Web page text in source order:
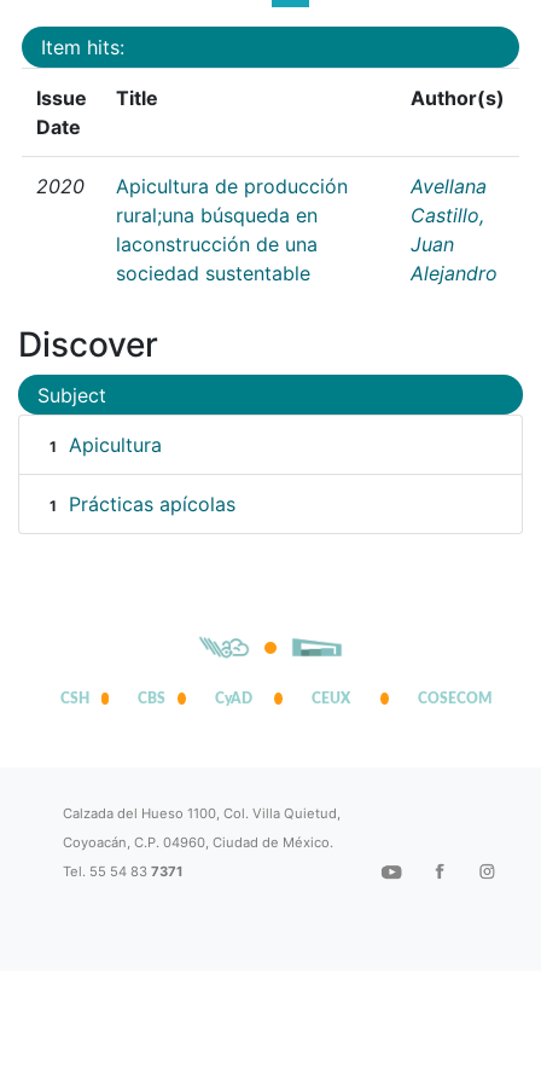
Item hits:
Issue
Date
Title Author(s)
2020
Apicultura de producción
rural;una búsqueda en
laconstrucción de una
sociedad sustentable
Avellana
Castillo,
Juan
Alejandro
Discover
Subject
1 Apicultura
1 Prácticas apícolas
CSH CBS CyAD CEUX COSECOM
Calzada del Hueso 1100, Col. Villa Quietud,
Coyoacán, C.P. 04960, Ciudad de México.
Tel. 55 54 837371